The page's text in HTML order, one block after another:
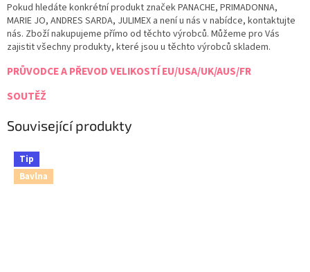
Pokud hledáte konkrétní produkt značek PANACHE, PRIMADONNA,
MARIE JO, ANDRES SARDA, JULIMEX a není u nás v nabídce, kontaktujte
nás. Zboží nakupujeme přímo od těchto výrobců. Můžeme pro Vás
zajistit všechny produkty, které jsou u těchto výrobců skladem.
PRŮVODCE A PŘEVOD VELIKOSTÍ EU/USA/UK/AUS/FR
SOUTĚŽ
Související produkty
Tip
Bavlna